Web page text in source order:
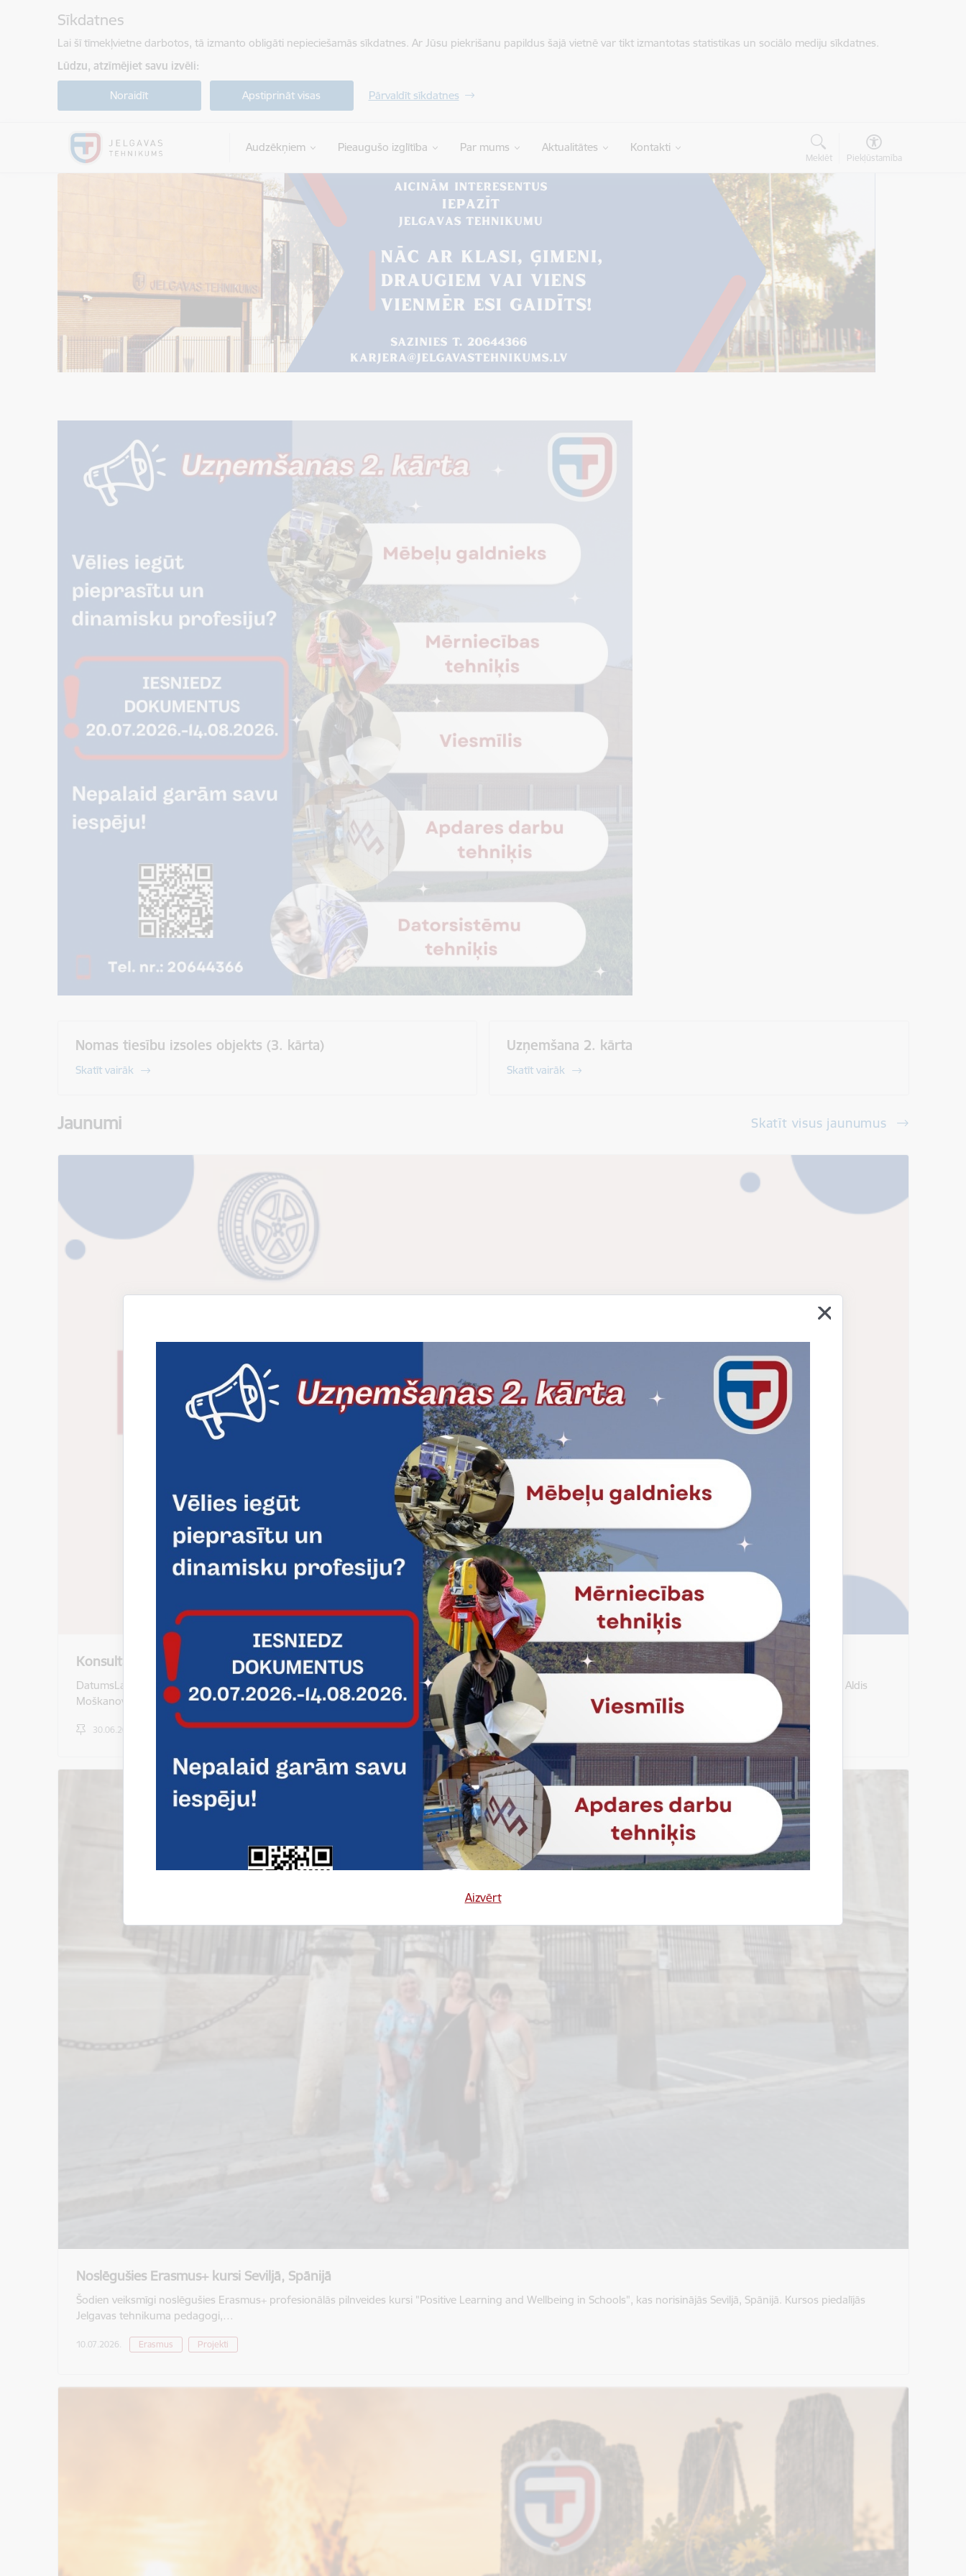
Sīkdatnes
Lai šī tīmekļvietne darbotos, tā izmanto obligāti nepieciešamās sīkdatnes. Ar Jūsu piekrišanu papildus šajā vietnē var tikt izmantotas statistikas un sociālo mediju sīkdatnes.
Lūdzu, atzīmējiet savu izvēli:
Noraidīt Apstiprināt visas Pārvaldīt sīkdatnes
Audzēkņiem Pieaugušo izglītība Par mums Aktualitātes Kontakti
Meklēt Piekļūstamība
Aizvērt
Nomas tiesību izsoles objekts (3. kārta)
Skatīt vairāk
Uzņemšana 2. kārta
Skatīt vairāk
Jaunumi Skatīt visus jaunumus
Konsultācijas izglītojamiem ar nepietiekamu zināšanu līmeni
DatumsLaiksPedagogsPriekšmets/ProgrammaTelpa26.08.9.00-12.00 Aivars Granskis Aldis Moškanovs Automehāniķis106.A28.08.9.00-10.30 Aivars Granskis Aldis
Moškanovs Automehāniķis106.A31.08.10.00-12.00…
30.06.2026.
Noslēgušies Erasmus+ kursi Seviljā, Spānijā
Šodien veiksmīgi noslēgušies Erasmus+ profesionālās pilnveides kursi "Positive Learning and Wellbeing in Schools", kas norisinājās Seviljā, Spānijā. Kursos piedalījās
Jelgavas tehnikuma pedagogi,…
10.07.2026. Erasmus Projekti